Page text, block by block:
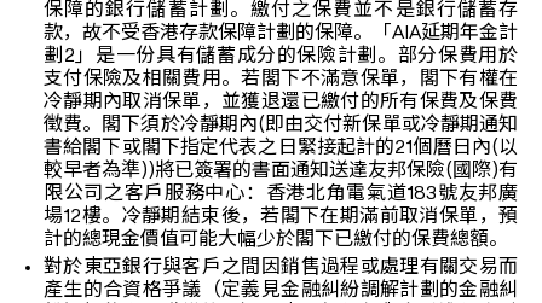
保障的銀行儲蓄計劃。繳付之保費並不是銀行儲蓄存
款，故不受香港存款保障計劃的保障。「AIA延期年金計
劃2」是一份具有儲蓄成分的保險計劃。部分保費用於
支付保險及相關費用。若閣下不滿意保單，閣下有權在
冷靜期內取消保單，並獲退還已繳付的所有保費及保費
徵費。閣下須於冷靜期內(即由交付新保單或冷靜期通知
書給閣下或閣下指定代表之日緊接起計的21個曆日內(以
較早者為準))將已簽署的書面通知送達友邦保險(國際)有
限公司之客戶服務中心：香港北角電氣道183號友邦廣
場12樓。冷靜期結束後，若閣下在期滿前取消保單，預
計的總現金價值可能大幅少於閣下已繳付的保費總額。
對於東亞銀行與客戶之間因銷售過程或處理有關交易而
產生的合資格爭議（定義見金融糾紛調解計劃的金融糾